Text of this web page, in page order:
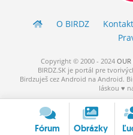
O BIRDZ
Copyright © 2000 - 2024 OUR
BIRDZ.SK je portál pre
Birdzuješ cez Android na Android.
láskou ♥
Fórum Obrázky